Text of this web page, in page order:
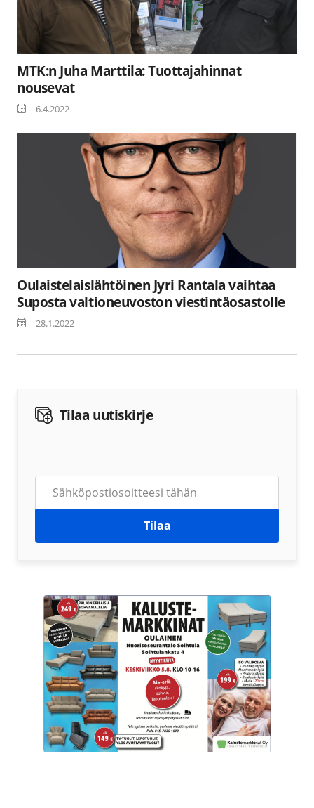
MTK:n Juha Marttila: Tuottajahinnat
nousevat
6.4.2022
Oulaistelaislähtöinen Jyri Rantala vaihtaa
Suposta valtioneuvoston viestintäosastolle
28.1.2022
Tilaa uutiskirje
Tilaa